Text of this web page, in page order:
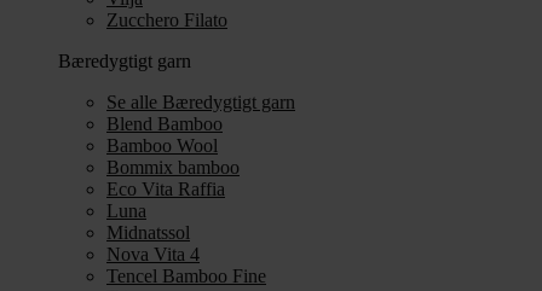
Zucchero Filato
Bæredygtigt garn
Se alle Bæredygtigt garn
Blend Bamboo
Bamboo Wool
Bommix bamboo
Eco Vita Raffia
Luna
Midnatssol
Nova Vita 4
Tencel Bamboo Fine